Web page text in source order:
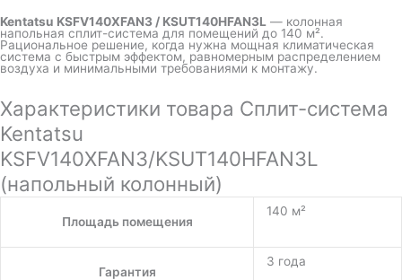
Kentatsu KSFV140XFAN3 / KSUT140HFAN3L — колонная
напольная сплит-система для помещений до 140 м².
Рациональное решение, когда нужна мощная климатическая
система с быстрым эффектом, равномерным распределением
воздуха и минимальными требованиями к монтажу.
Характеристики товара Сплит-система
Kentatsu
KSFV140XFAN3/KSUT140HFAN3L
(напольный колонный)
Площадь помещения
140 м²
Гарантия
3 года